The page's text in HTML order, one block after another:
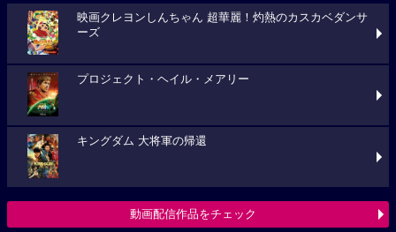
映画クレヨンしんちゃん 超華麗！灼熱のカスカベダンサ
ーズ
プロジェクト・ヘイル・メアリー
キングダム 大将軍の帰還
動画配信作品をチェック